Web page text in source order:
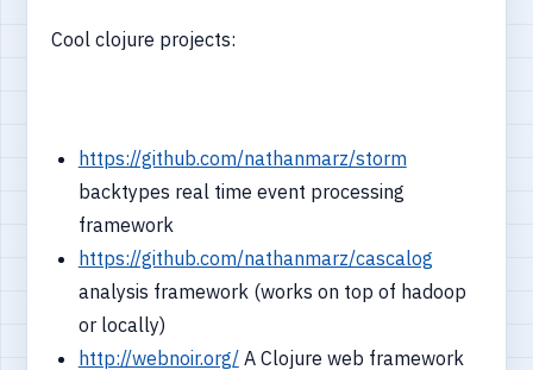
Cool clojure projects:
https://github.com/nathanmarz/storm
backtypes real time event processing
framework
https://github.com/nathanmarz/cascalog
analysis framework (works on top of hadoop
or locally)
http://webnoir.org/A Clojure web framework